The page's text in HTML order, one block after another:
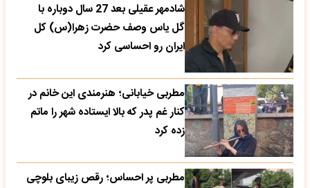
شادمهر عقیلی بعد 27 سال دوباره با
گل یاس وصف حضرت زهرا(س) کل
ایران رو احساسی کرد
مطربی خیابانی؛ هنرمندی این خانم در
کنار غم پدر که بالا ایستاده شهر را ماتم
زده کرد
مطربی پر احساس؛ رقص زیبای بلوچی